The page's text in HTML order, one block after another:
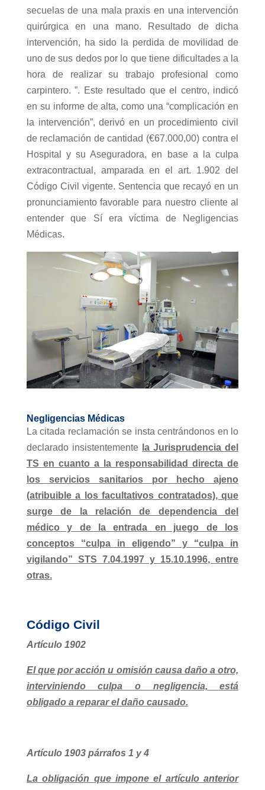
secuelas de una mala praxis en una intervención
quirúrgica en una mano. Resultado de dicha
intervención, ha sido la perdida de movilidad de
uno de sus dedos por lo que tiene dificultades a la
hora de realizar su trabajo profesional como
carpintero. ”. Este resultado que el centro, indicó
en su informe de alta, como una “complicación en
la intervención”, derivó en un procedimiento civil
de reclamación de cantidad (€67.000,00) contra el
Hospital y su Aseguradora, en base a la culpa
extracontractual, amparada en el art. 1.902 del
Código Civil vigente. Sentencia que recayó en un
pronunciamiento favorable para nuestro cliente al
entender que Sí era víctima de Negligencias
Médicas.
Negligencias Médicas
La citada reclamación se insta centrándonos en lo
declarado insistentemente la Jurisprudencia del
TS en cuanto a la responsabilidad directa de
los servicios sanitarios por hecho ajeno
(atribuible a los facultativos contratados), que
surge de la relación de dependencia del
médico y de la entrada en juego de los
conceptos “culpa in eligendo” y “culpa in
vigilando” STS 7.04.1997 y 15.10.1996, entre
otras.
Código Civil
Artículo 1902
El que por acción u omisión causa daño a otro,
interviniendo culpa o negligencia, está
obligado a reparar el daño causado.
Artículo 1903 párrafos 1 y 4
La obligación que impone el artículo anterior